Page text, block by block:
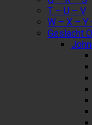
T – U – V
W – X – Y
Geslacht